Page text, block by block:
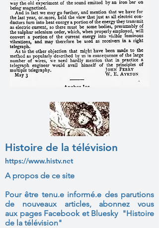
Histoire de la télévision
https://www.histv.net
A propos de ce site
Pour être tenu.e informé.e des parutions
de nouveaux articles, abonnez vous
aux pages Facebook et Bluesky "Histoire
de la télévision"